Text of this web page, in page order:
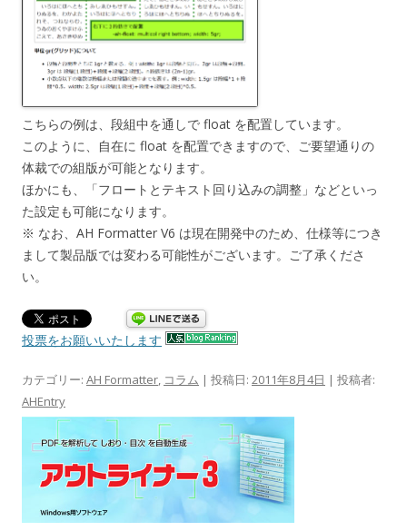
こちらの例は、段組中を通しで float を配置しています。
このように、自在に float を配置できますので、ご要望通りの
体裁での組版が可能となります。
ほかにも、「フロートとテキスト回り込みの調整」などといっ
た設定も可能になります。
※ なお、AH Formatter V6 は現在開発中のため、仕様等につき
まして製品版では変わる可能性がございます。ご了承くださ
い。
投票をお願いいたします
カテゴリー: AH Formatter, コラム | 投稿日: 2011年8月4日 | 投稿者:
AHEntry